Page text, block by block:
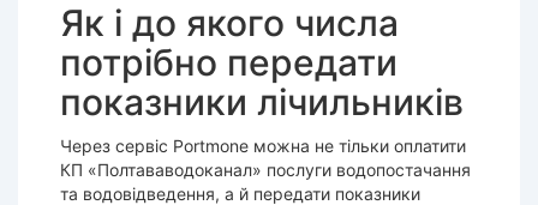
Як і до якого числа
потрібно передати
показники лічильників
Через сервіс Portmone можна не тільки оплатити
КП «Полтававодоканал» послуги водопостачання
та водовідведення, а й передати показники